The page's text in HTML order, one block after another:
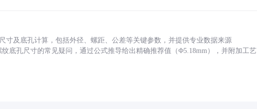
寸及底孔计算，包括外径、螺距、公差等关键参数，并提供专业数据来源
纹底孔尺寸的常见疑问，通过公式推导给出精确推荐值（Φ5.18mm），并附加工艺